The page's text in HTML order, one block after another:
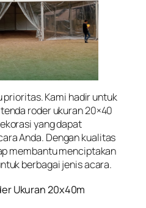
Kami hadir untuk
roder ukuran 20×40
yang dapat
Anda. Dengan kualitas
membantu menciptakan
berbagai jenis acara.
Ukuran 20x40m